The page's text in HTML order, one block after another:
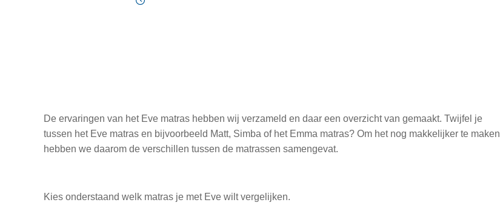
De ervaringen van het Eve matras hebben wij verzameld en daar een overzicht van gemaakt. Twijfel je
tussen het Eve matras en bijvoorbeeld Matt, Simba of het Emma matras? Om het nog makkelijker te maken
hebben we daarom de verschillen tussen de matrassen samengevat.
Kies onderstaand welk matras je met Eve wilt vergelijken.